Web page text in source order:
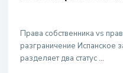
Права собственника vs
разграничение Испанское
разделяет два статус ...